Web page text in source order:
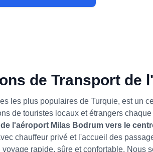
de Transport de
les plus populaires de Turquie, est un
de touristes locaux et étrangers chaque
l'aéroport Milas Bodrum vers le
chauffeur privé et l'accueil des
rapide, sûre et confortable. Nous